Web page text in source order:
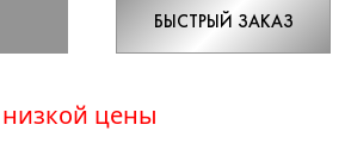
БЫСТРЫЙ ЗАКАЗ
низкой цены